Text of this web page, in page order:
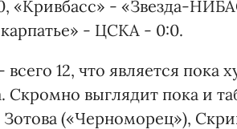
«Кривбасс» - «Звезда-
- ЦСКА - 0:0.
12, что является пока
Скромно выглядит пока и
(«Черноморец»),